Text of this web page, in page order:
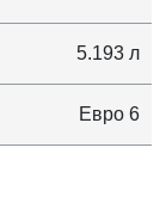
5.193 л
Евро 6